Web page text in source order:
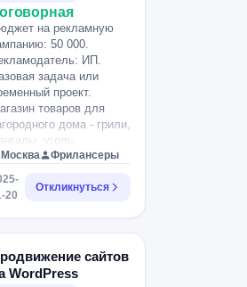
на рекламную
50 000.
ИП.
задача или
проект.
товаров для
дома - грили,
уголь,
для барбекю,
мебель,
- 700 -1000
категорий.
Москва
Фрилансеры
20
Откликнуться
сайтов
WordPress